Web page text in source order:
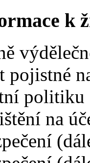
k
pojistné
politiku
na